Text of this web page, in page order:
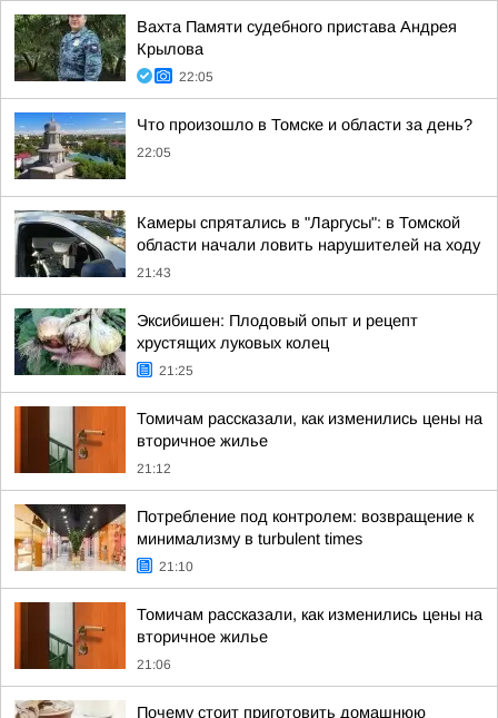
Вахта Памяти судебного пристава Андрея
Крылова
22:05
Что произошло в Томске и области за день?
22:05
Камеры спрятались в "Ларгусы": в Томской
области начали ловить нарушителей на ходу
21:43
Эксибишен: Плодовый опыт и рецепт
хрустящих луковых колец
21:25
Томичам рассказали, как изменились цены на
вторичное жилье
21:12
Потребление под контролем: возвращение к
минимализму в turbulent times
21:10
Томичам рассказали, как изменились цены на
вторичное жилье
21:06
Почему стоит приготовить домашнюю